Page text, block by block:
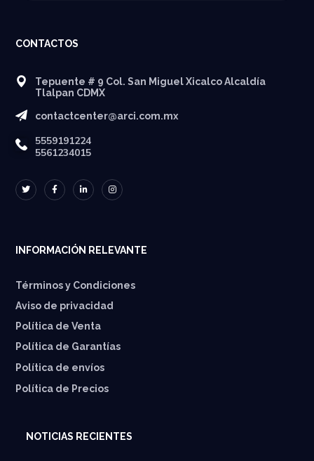
CONTACTOS
Tepuente # 9 Col. San Miguel Xicalco Alcaldía
Tlalpan CDMX
contactcenter@arci.com.mx
5559191224
5561234015
INFORMACIÓN RELEVANTE
Términos y Condiciones
Aviso de privacidad
Política de Venta
Política de Garantías
⁠Política de envíos
Política de Precios
NOTICIAS RECIENTES